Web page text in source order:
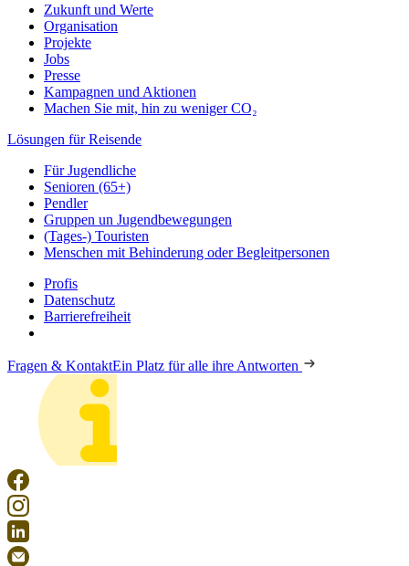
Zukunft und Werte
Organisation
Projekte
Jobs
Presse
Kampagnen und Aktionen
Machen Sie mit, hin zu weniger CO₂
Lösungen für Reisende
Für Jugendliche
Senioren (65+)
Pendler
Gruppen un Jugendbewegungen
(Tages-) Touristen
Menschen mit Behinderung oder Begleitpersonen
Profis
Datenschutz
Barrierefreiheit
Fragen & KontaktEin Platz für alle ihre Antworten